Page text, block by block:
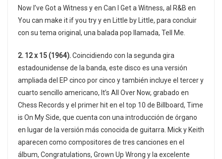
Now I’ve Got a Witness y en Can I Get a Witness, al R&B en
You can make it if you try y en Little by Little, para concluir
con su tema original, una balada pop llamada, Tell Me.
2. 12 x 15 (1964).Coincidiendo con la segunda gira
estadounidense de la banda, este disco es una versión
ampliada del EP cinco por cinco y también incluye el tercer y
cuarto sencillo americano, It’s All Over Now, grabado en
Chess Records y el primer hit en el top 10 de Billboard, Time
is On My Side, que cuenta con una introducción de órgano
en lugar de la versión más conocida de guitarra. Mick y Keith
aparecen como compositores de tres canciones en el
álbum, Congratulations, Grown Up Wrong y la excelente